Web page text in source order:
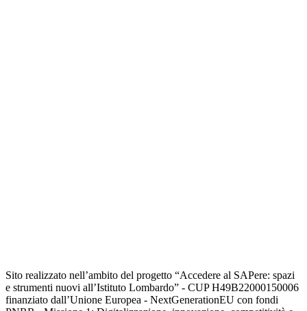
Sito realizzato nell’ambito del progetto “Accedere al SAPere: spazi
e strumenti nuovi all’Istituto Lombardo” - CUP H49B22000150006
finanziato dall’Unione Europea - NextGenerationEU con fondi